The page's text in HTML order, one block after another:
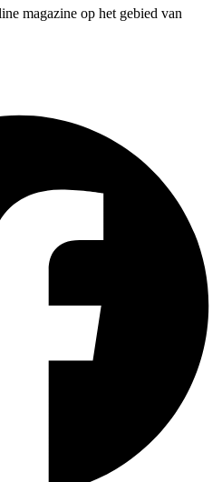
magazine op het gebied van